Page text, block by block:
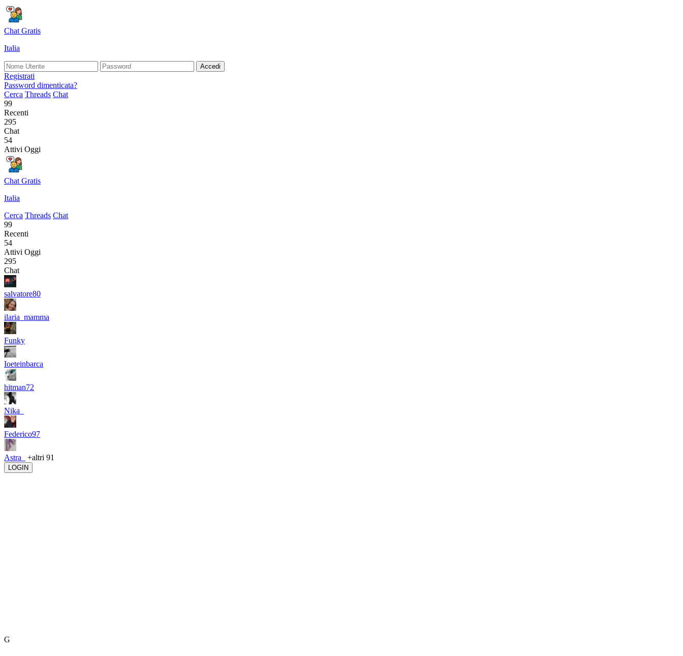
Chat Gratis
Italia
Accedi
Registrati
Password dimenticata?
Cerca Threads Chat
99
Recenti
295
Chat
54
Attivi Oggi
Chat Gratis
Italia
Cerca Threads Chat
99
Recenti
54
Attivi Oggi
295
Chat
salvatore80
ilaria_mamma
Funky
Ioeteinbarca
hitman72
Nika_
Federico97
Astra_ +altri 91
LOGIN
G